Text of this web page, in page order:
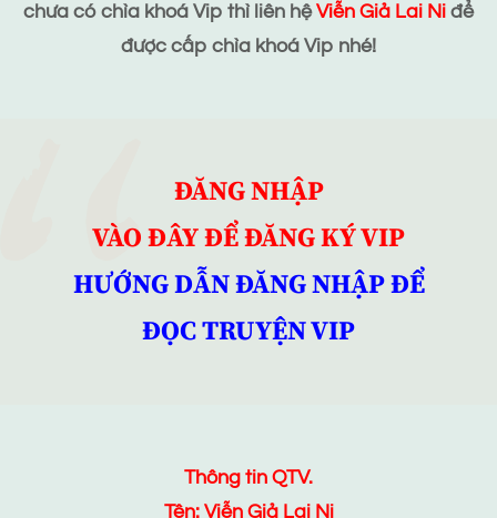
chưa có chìa khoá Vip thì liên hệViễn Giả Lai Ni để
được cấp chìa khoá Vip nhé!
ĐĂNG NHẬP
VÀO ĐÂY ĐỂ ĐĂNG KÝ VIP
HƯỚNG DẪN ĐĂNG NHẬP ĐỂ
ĐỌC TRUYỆN VIP
Thông tin QTV.
Tên: Viễn Giả Lai Ni